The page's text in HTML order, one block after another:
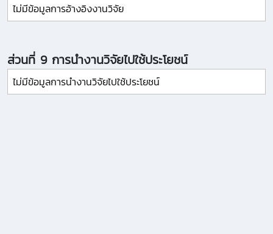
ไม่มีข้อมูลการอ้างอิงงานวิจัย
ส่วนที่ 9 การนำงานวิจัยไปใช้ประโยชน์
ไม่มีข้อมูลการนำงานวิจัยไปใช้ประโยชน์